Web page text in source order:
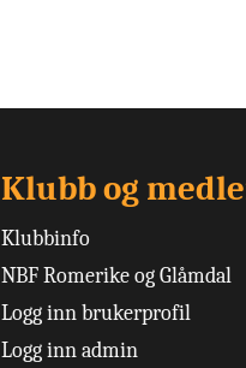
Klubb og
Klubbinfo
NBF Romerike og Glåmdal
Logg inn brukerprofil
Logg inn admin